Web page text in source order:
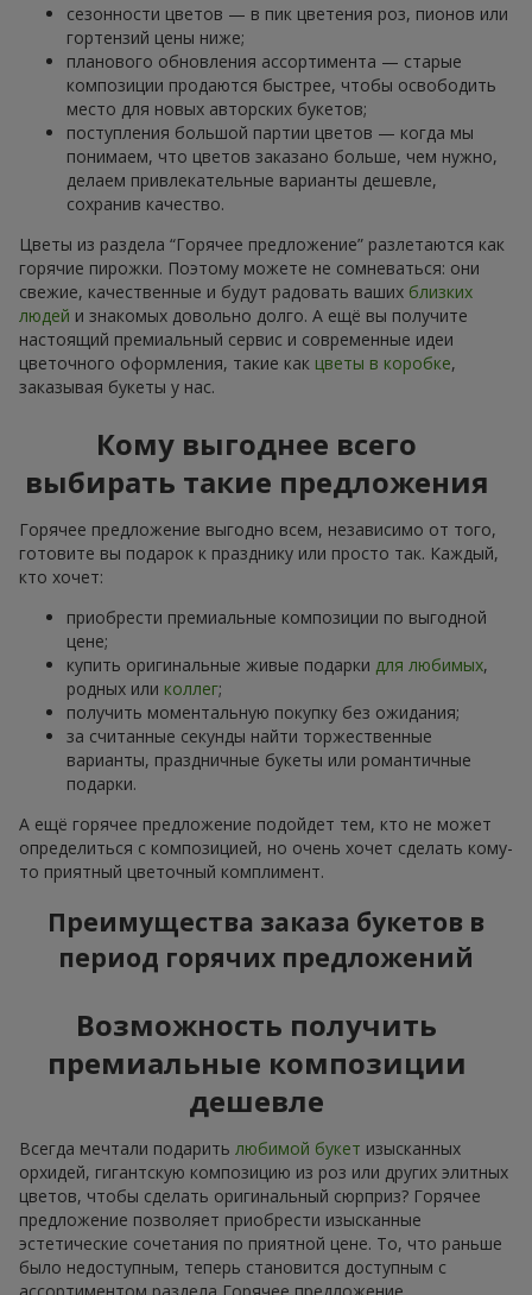
сезонности цветов — в пик цветения роз, пионов или
гортензий цены ниже;
планового обновления ассортимента — старые
композиции продаются быстрее, чтобы освободить
место для новых авторских букетов;
поступления большой партии цветов — когда мы
понимаем, что цветов заказано больше, чем нужно,
делаем привлекательные варианты дешевле,
сохранив качество.
Цветы из раздела “Горячее предложение” разлетаются как
горячие пирожки. Поэтому можете не сомневаться: они
свежие, качественные и будут радовать ваших близких
людей и знакомых довольно долго. А ещё вы получите
настоящий премиальный сервис и современные идеи
цветочного оформления, такие как цветы в коробке,
заказывая букеты у нас.
Кому выгоднее всего
выбирать такие предложения
Горячее предложение выгодно всем, независимо от того,
готовите вы подарок к празднику или просто так. Каждый,
кто хочет:
приобрести премиальные композиции по выгодной
цене;
купить оригинальные живые подарки для любимых,
родных или коллег;
получить моментальную покупку без ожидания;
за считанные секунды найти торжественные
варианты, праздничные букеты или романтичные
подарки.
А ещё горячее предложение подойдет тем, кто не может
определиться с композицией, но очень хочет сделать кому-
то приятный цветочный комплимент.
Преимущества заказа букетов в
период горячих предложений
Возможность получить
премиальные композиции
дешевле
Всегда мечтали подарить любимой букет изысканных
орхидей, гигантскую композицию из роз или других элитных
цветов, чтобы сделать оригинальный сюрприз? Горячее
предложение позволяет приобрести изысканные
эстетические сочетания по приятной цене. То, что раньше
было недоступным, теперь становится доступным с